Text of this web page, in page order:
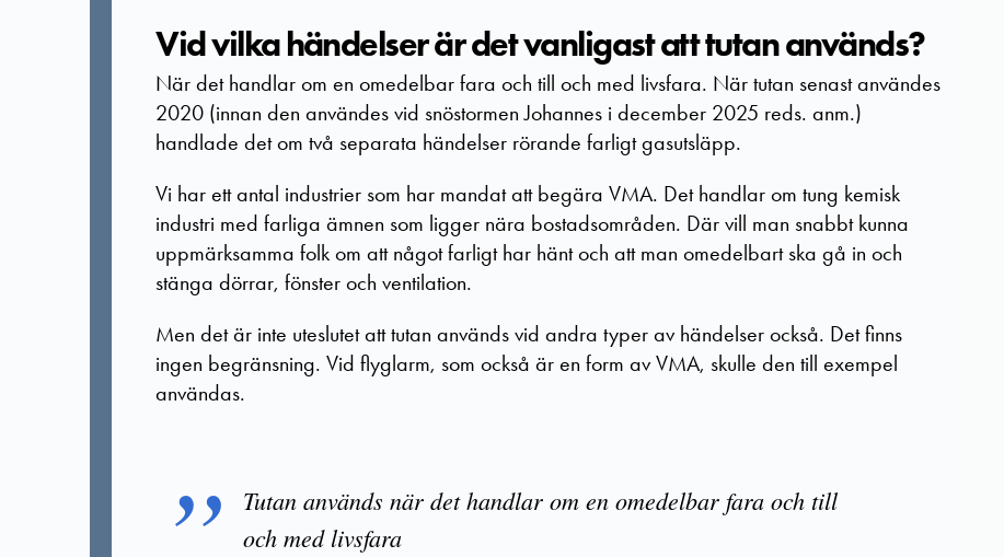
Vid vilka händelser är det vanligast att tutan används?
När det handlar om en omedelbar fara och till och med livsfara. När tutan senast användes
2020 (innan den användes vid snöstormen Johannes i december 2025 reds. anm.)
handlade det om två separata händelser rörande farligt gasutsläpp.
Vi har ett antal industrier som har mandat att begära VMA. Det handlar om tung kemisk
industri med farliga ämnen som ligger nära bostadsområden. Där vill man snabbt kunna
uppmärksamma folk om att något farligt har hänt och att man omedelbart ska gå in och
stänga dörrar, fönster och ventilation.
Men det är inte uteslutet att tutan används vid andra typer av händelser också. Det finns
ingen begränsning. Vid flyglarm, som också är en form av VMA, skulle den till exempel
användas.
Tutan används när det handlar om en omedelbar fara och till
och med livsfara